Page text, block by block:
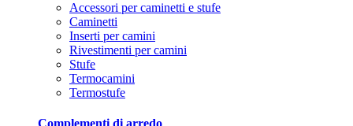
Accessori per caminetti e stufe
Caminetti
Inserti per camini
Rivestimenti per camini
Stufe
Termocamini
Termostufe